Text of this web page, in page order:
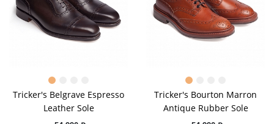
Tricker's Belgrave Espresso
Leather Sole
Tricker's Bourton Marron
Antique Rubber Sole